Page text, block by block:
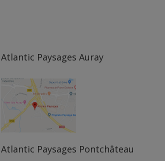
Atlantic Paysages Auray
Atlantic Paysages Pontchâteau